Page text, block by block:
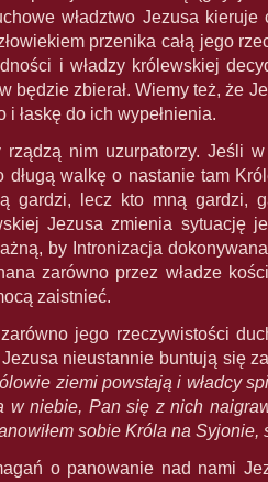
władztwo Jezusa
przenika całą jego
i władzy królewskiej
będzie zbierał. Wiemy też, że
łaskę do ich wypełnienia.
nim uzurpatorzy. Jeśli
długą walkę o nastanie tam
gardzi, lecz kto mną gardzi,
Jezusa zmienia sytuację
by Intronizacja
zarówno przez władze
zaistnieć.
jego rzeczywistości
nieustannie buntują się
ziemi powstają i władcy
w niebie, Pan się z nich
sobie Króla na Syjonie,
o panowanie nad nami